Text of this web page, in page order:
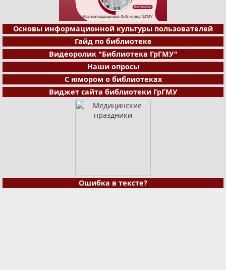
Основы информационной культуры пользователей
Гайд по библиотеке
Видеоролик "Библиотека ГрГМУ"
Наши опросы
С юмором о библиотеках
Виджет сайта библиотеки ГрГМУ
Ошибка в тексте?